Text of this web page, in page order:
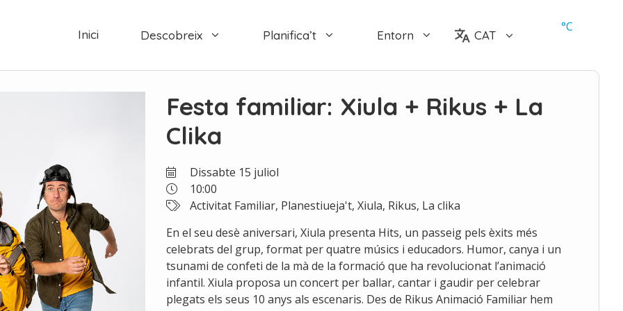
Inici Descobreix Planifica’t Entorn CAT
°C
Festa familiar: Xiula + Rikus + La
Clika
Dissabte 15 juliol
10:00
Activitat Familiar, Planestiueja't, Xiula, Rikus, La clika
En el seu desè aniversari, Xiula presenta Hits, un passeig pels èxits més
celebrats del grup, format per quatre músics i educadors. Humor, canya i un
tsunami de confeti de la mà de la formació que ha revolucionat l’animació
infantil. Xiula proposa un concert per ballar, cantar i gaudir per celebrar
plegats els seus 10 anys als escenaris. Des de Rikus Animació Familiar hem